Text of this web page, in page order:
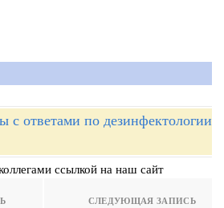
с ответами по дезинфектологии
ссылкой на наш сайт
СЛЕДУЮЩАЯ ЗАПИСЬ